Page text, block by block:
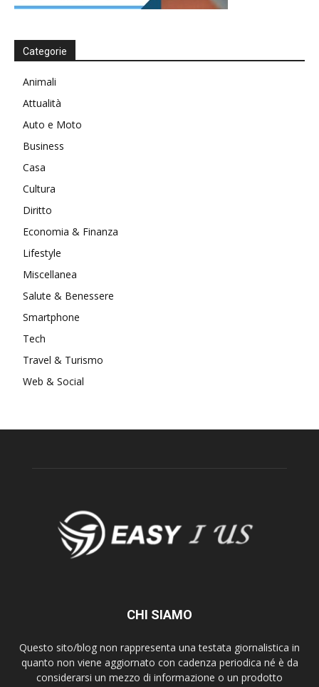
Categorie
Animali
Attualità
Auto e Moto
Business
Casa
Cultura
Diritto
Economia & Finanza
Lifestyle
Miscellanea
Salute & Benessere
Smartphone
Tech
Travel & Turismo
Web & Social
CHI SIAMO
Questo sito/blog non rappresenta una testata giornalistica in
quanto non viene aggiornato con cadenza periodica né è da
considerarsi un mezzo di informazione o un prodotto